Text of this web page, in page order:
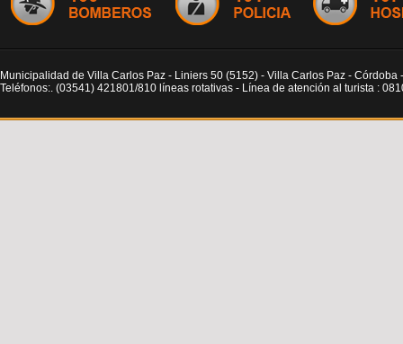
Municipalidad de Villa Carlos Paz - Liniers 50 (5152) - Villa Carlos Paz - Córdoba
Teléfonos:. (03541) 421801/810 líneas rotativas - Línea de atención al turista :